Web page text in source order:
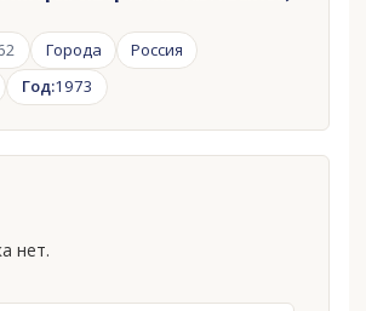
Города
Россия
Год:1973
нет.